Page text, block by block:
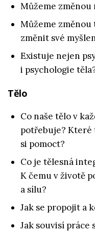
Můžeme změnou
Můžeme změnou
změnit své
Existuje nejen
i psychologie
Tělo
Co naše tělo v
potřebuje? Které
si pomoct?
Co je tělesná
K čemu v životě
a sílu?
Jak se propojit a
Jak souvisí práce